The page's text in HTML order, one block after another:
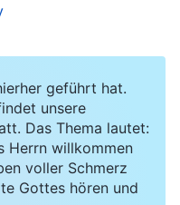
innerer Zustand
nachlässig
dass ihr Zustand
dennoch nicht,
nach der
Menschen haben
geführt hat.
unsere
Das Thema lautet:
Herrn willkommen
voller Schmerz
Gottes hören und